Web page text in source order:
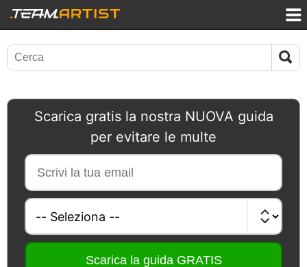
Scarica gratis la nostra NUOVA guida
per evitare le multe